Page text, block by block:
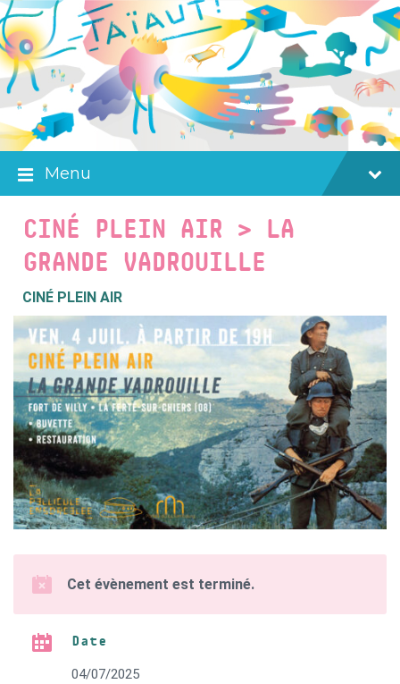
Skip
to
content
Skip
to
main
navigation
Skip
to
footer
Menu
CINÉ PLEIN AIR > LA
GRANDE VADROUILLE
CINÉ PLEIN AIR
Cet évènement est terminé.
Date
04/07/2025